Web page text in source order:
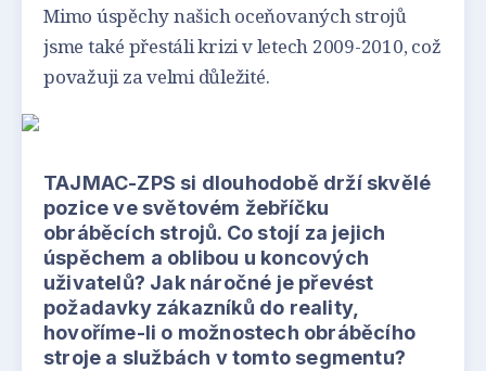
Mimo úspěchy našich oceňovaných strojů
jsme také přestáli krizi v letech 2009-2010, což
považuji za velmi důležité.
TAJMAC-ZPS si dlouhodobě drží skvělé
pozice ve světovém žebříčku
obráběcích strojů. Co stojí za jejich
úspěchem a oblibou u koncových
uživatelů? Jak náročné je převést
požadavky zákazníků do reality,
hovoříme-li o možnostech obráběcího
stroje a službách v tomto segmentu?